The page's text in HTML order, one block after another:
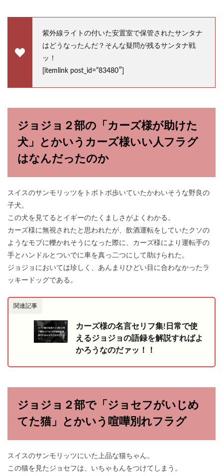
紫外線ライトの付いた安置室で保管されたサンタナ
はどうなったんだ？そんな疑問が残るサンタナ戦
ッ！
[itemlink post_id=”83480″]
ジョジョ２部の「カーズ様が助けた
犬」とかいうカーズ様いい人フラグ
はなんだったのか
スイスのサンモリッツをトボトボ歩いていたかわいそうな野良の
子犬。
この犬を見てるとイギーのたくましさがよくわかる。
カーズ様に無視されたと思われたが、飲酒運転をしていたクソの
ようなモブに轢かれそうになった際に、カーズ様により運転手の
手とハンドルとついでに車を真っ二つにして助けられた。
ジョジョにおいては珍しく、あんまりひどい目に合わなかったラ
ッキードッグである。
関連記事
カーズ様の名言セリフ集!日常で使
えるジョジョの語録を解説すればよ
かろうなのだァッ！！
ジョジョ２部で「ジョセフがいじめ
てた猫」とかいう喧嘩別れフラグ
スイスのサンモリッツにいた上品な猫ちゃん。
この猫を見たジョセフは、いちゃもんをつけてしまう。